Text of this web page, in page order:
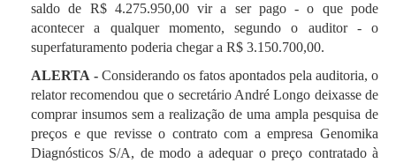
saldo de R$ 4.275.950,00 vir a ser pago - o que pode
acontecer a qualquer momento, segundo o auditor - o
superfaturamento poderia chegar a R$ 3.150.700,00.
ALERTA - Considerando os fatos apontados pela auditoria, o
relator recomendou que o secretário André Longo deixasse de
comprar insumos sem a realização de uma ampla pesquisa de
preços e que revisse o contrato com a empresa Genomika
Diagnósticos S/A, de modo a adequar o preço contratado à